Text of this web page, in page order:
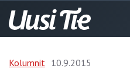
Kolumnit 10.9.2015